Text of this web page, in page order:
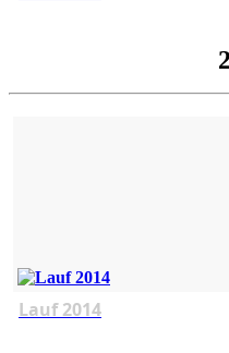
Lauf 2014